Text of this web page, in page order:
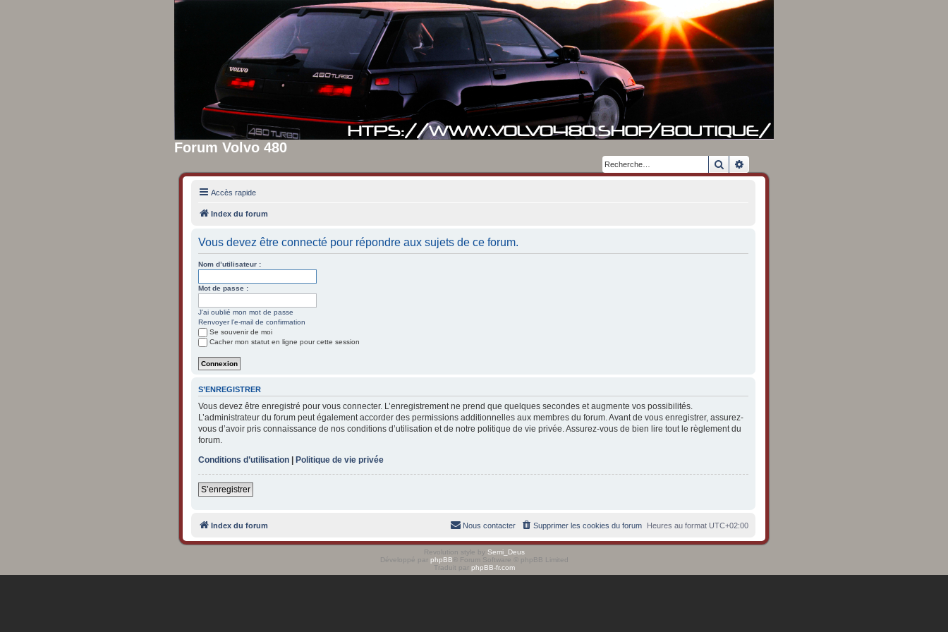
Forum Volvo 480
Rechercher
Accès rapide
Index du forum
Vous devez être connecté pour répondre aux sujets de ce forum.
Nom d’utilisateur :
Mot de passe :
J’ai oublié mon mot de passe
Renvoyer l’e-mail de confirmation
Se souvenir de moi
Cacher mon statut en ligne pour cette session
S’ENREGISTRER
Vous devez être enregistré pour vous connecter. L’enregistrement ne prend que quelques secondes et augmente vos possibilités.
L’administrateur du forum peut également accorder des permissions additionnelles aux membres du forum. Avant de vous enregistrer, assurez-
vous d’avoir pris connaissance de nos conditions d’utilisation et de notre politique de vie privée. Assurez-vous de bien lire tout le règlement du
forum.
Conditions d’utilisation | Politique de vie privée
S’enregistrer
Index du forum Heures au format UTC+02:00
Supprimer les cookies du forum
Nous contacter
Revolution style by Semi_Deus
Développé par phpBB ® Forum Software © phpBB Limited
Traduit par phpBB-fr.com